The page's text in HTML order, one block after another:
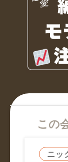
この